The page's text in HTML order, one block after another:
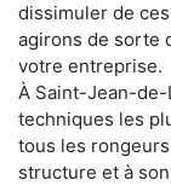
dissimuler de
agirons de sorte
votre entreprise.
À Saint-Jean-
techniques les
tous les
structure et à